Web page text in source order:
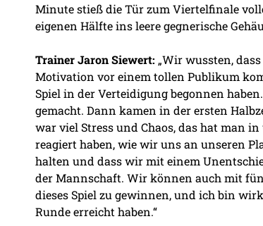
Minute stieß die Tür zum Viertelfinale
eigenen Hälfte ins leere gegnerische
Trainer Jaron Siewert: „Wir wussten,
Motivation vor einem tollen Publikum
Spiel in der Verteidigung begonnen
gemacht. Dann kamen in der ersten
war viel Stress und Chaos, das hat man
reagiert haben, wie wir uns an unseren
halten und dass wir mit einem
der Mannschaft. Wir können auch mit
dieses Spiel zu gewinnen, und ich bin
Runde erreicht haben.“